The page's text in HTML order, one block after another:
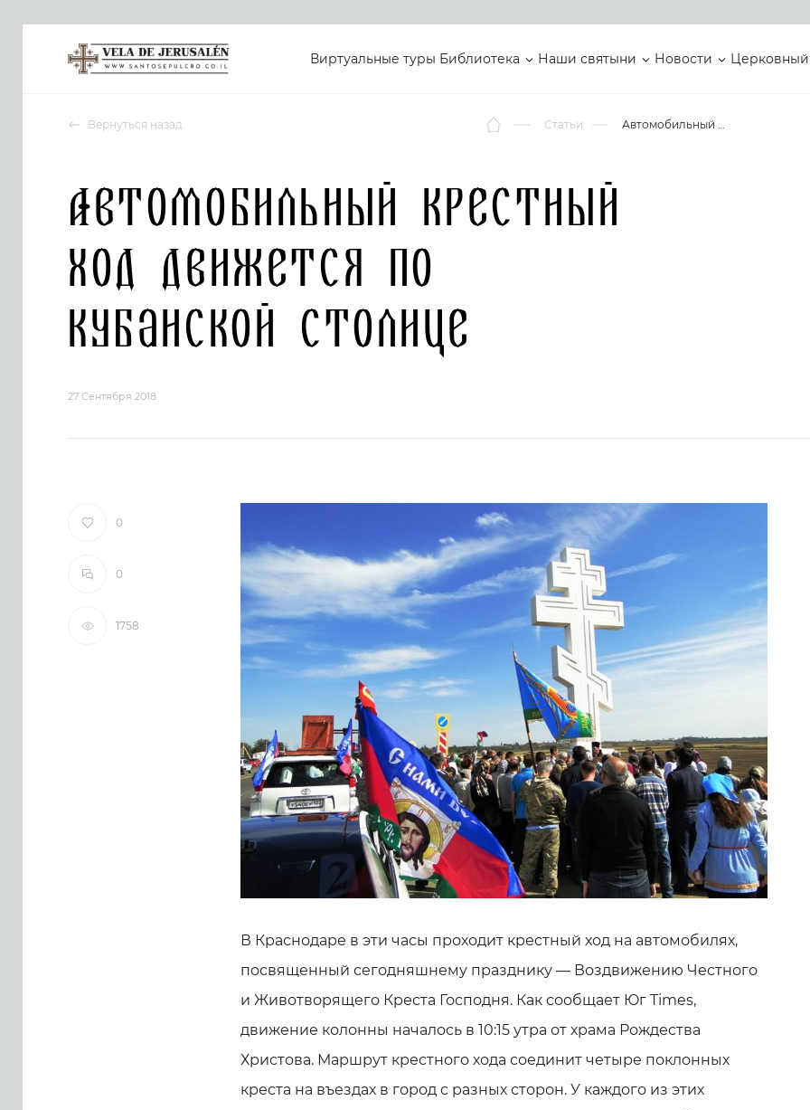
Виртуальные туры Библиотека Наши святыни Новости Церковный
Вернуться назад Статьи Автомобильный крестный ход движется по кубанской столице
Автомобильный крестный
ход движется по
кубанской столице
27 Сентября 2018
0
0
1758
В Краснодаре в эти часы проходит крестный ход на автомобилях,
посвященный сегодняшнему празднику — Воздвижению Честного
и Животворящего Креста Господня. Как сообщает Юг Times,
движение колонны началось в 10:15 утра от храма Рождества
Христова. Маршрут крестного хода соединит четыре поклонных
креста на въездах в город с разных сторон. У каждого из этих